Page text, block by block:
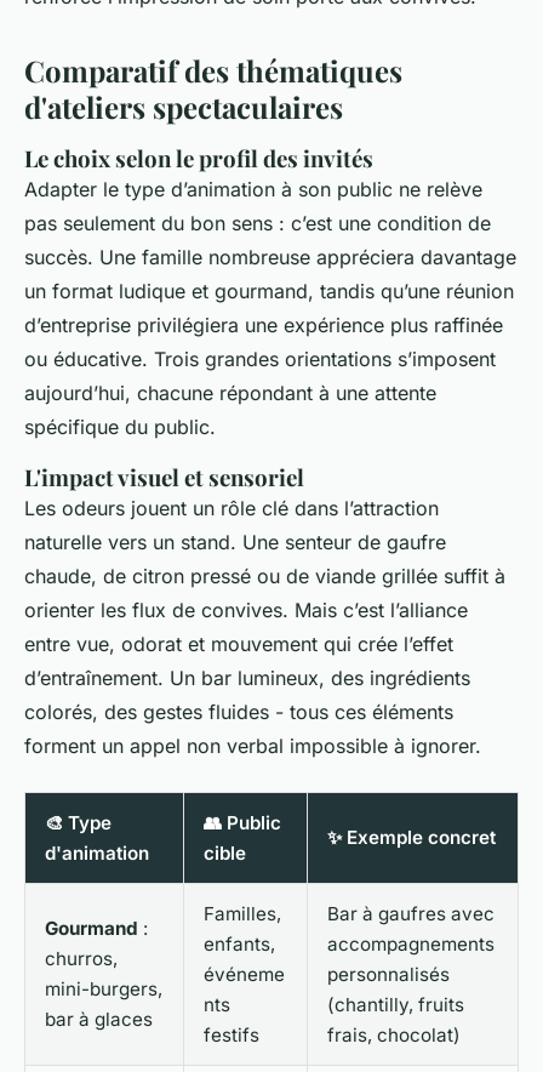
Comparatif des thématiques
d'ateliers spectaculaires
Le choix selon le profil des invités
Adapter le type d’animation à son public ne relève
pas seulement du bon sens : c’est une condition de
succès. Une famille nombreuse appréciera davantage
un format ludique et gourmand, tandis qu’une réunion
d’entreprise privilégiera une expérience plus raffinée
ou éducative. Trois grandes orientations s’imposent
aujourd’hui, chacune répondant à une attente
spécifique du public.
L'impact visuel et sensoriel
Les odeurs jouent un rôle clé dans l’attraction
naturelle vers un stand. Une senteur de gaufre
chaude, de citron pressé ou de viande grillée suffit à
orienter les flux de convives. Mais c’est l’alliance
entre vue, odorat et mouvement qui crée l’effet
d’entraînement. Un bar lumineux, des ingrédients
colorés, des gestes fluides - tous ces éléments
forment un appel non verbal impossible à ignorer.
🎨 Type
d'animation
👥 Public
cible
✨ Exemple concret
Gourmand :
churros,
mini-burgers,
bar à glaces
Familles,
enfants,
événeme
nts
festifs
Bar à gaufres avec
accompagnements
personnalisés
(chantilly, fruits
frais, chocolat)